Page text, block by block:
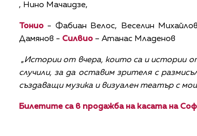
, Нино Мачаидзе,
Тонио - Фабиан Велос, Веселин
Дамянов - Силвио – Атанас Младенов
„Истории от вчера, които са и истории
случили, за да оставим зрителя с
създаващи музика и визуален театър с
Билетите са в продажба на касата на